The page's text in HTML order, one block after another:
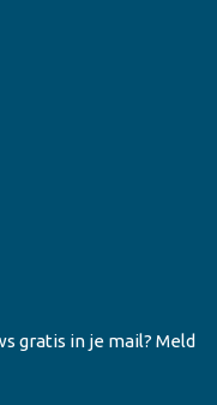
gratis in je mail? Meld